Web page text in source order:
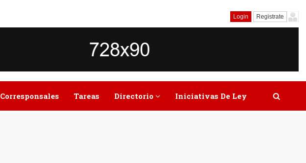
Login Registrate
Corresponsales Tareas Directorio Iniciativas De Ley